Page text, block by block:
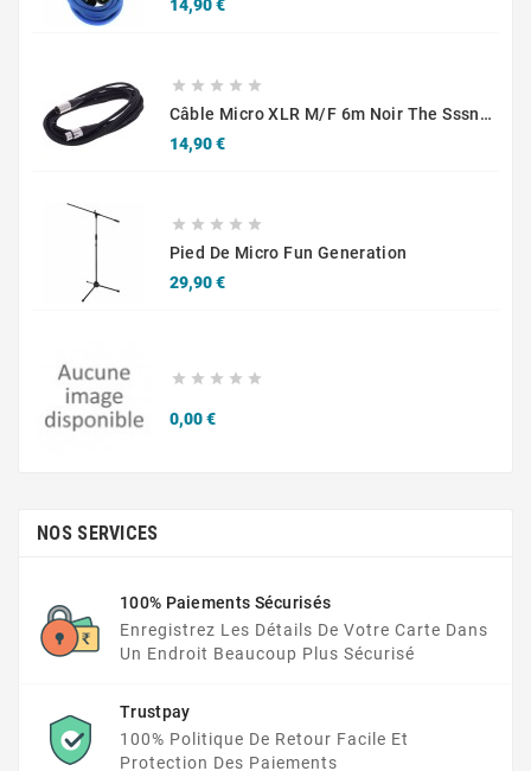
14,90 €
    
Câble Micro XLR M/F 6m Noir The Sssnake SM6BK
14,90 €Prix
    
Pied De Micro Fun Generation
29,90 €Prix
    
0,00 €Prix
NOS SERVICES
100% Paiements Sécurisés
Enregistrez Les Détails De Votre Carte Dans
Un Endroit Beaucoup Plus Sécurisé
Trustpay
100% Politique De Retour Facile Et
Protection Des Paiements